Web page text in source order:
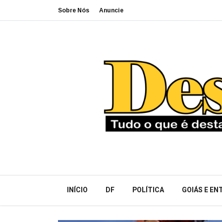
Sobre Nós Anuncie
INÍCIO DF POLÍTICA GOIÁS E